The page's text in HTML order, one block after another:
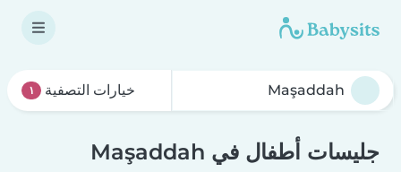
خيارات التصفية ١
جليسات أطفال في Maşaddah